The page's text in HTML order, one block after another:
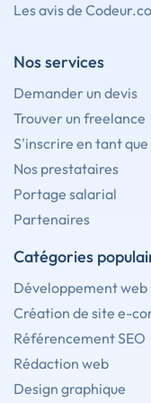
Les avis de
Nos services
Demander un devis
Trouver un freelance
S'inscrire en tant
Nos prestataires
Portage salarial
Partenaires
Catégories
Développement web
Création de site e-
Référencement SEO
Rédaction web
Design graphique